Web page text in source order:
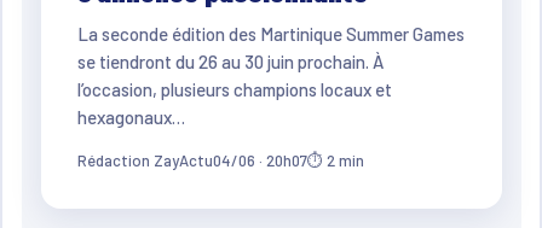
La seconde édition des Martinique Summer Games
se tiendront du 26 au 30 juin prochain. À
l’occasion, plusieurs champions locaux et
hexagonaux…
Rédaction ZayActu04/06 · 20h07⏱ 2 min